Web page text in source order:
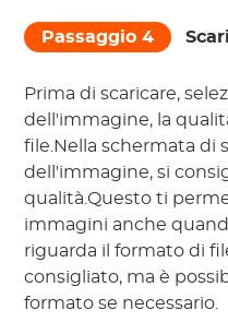
Passaggio 4
Prima di scaricare,
dell'immagine, la
file.Nella schermata di
dell'immagine, si
qualità.Questo ti
immagini anche
riguarda il formato di
consigliato, ma è
formato se necessario.